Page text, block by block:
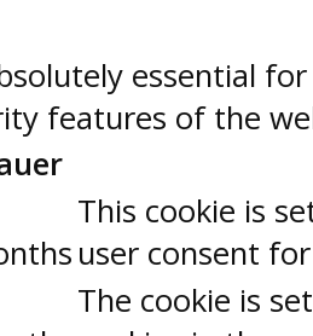
essential
features of the
This cookie is
user consent
The cookie is